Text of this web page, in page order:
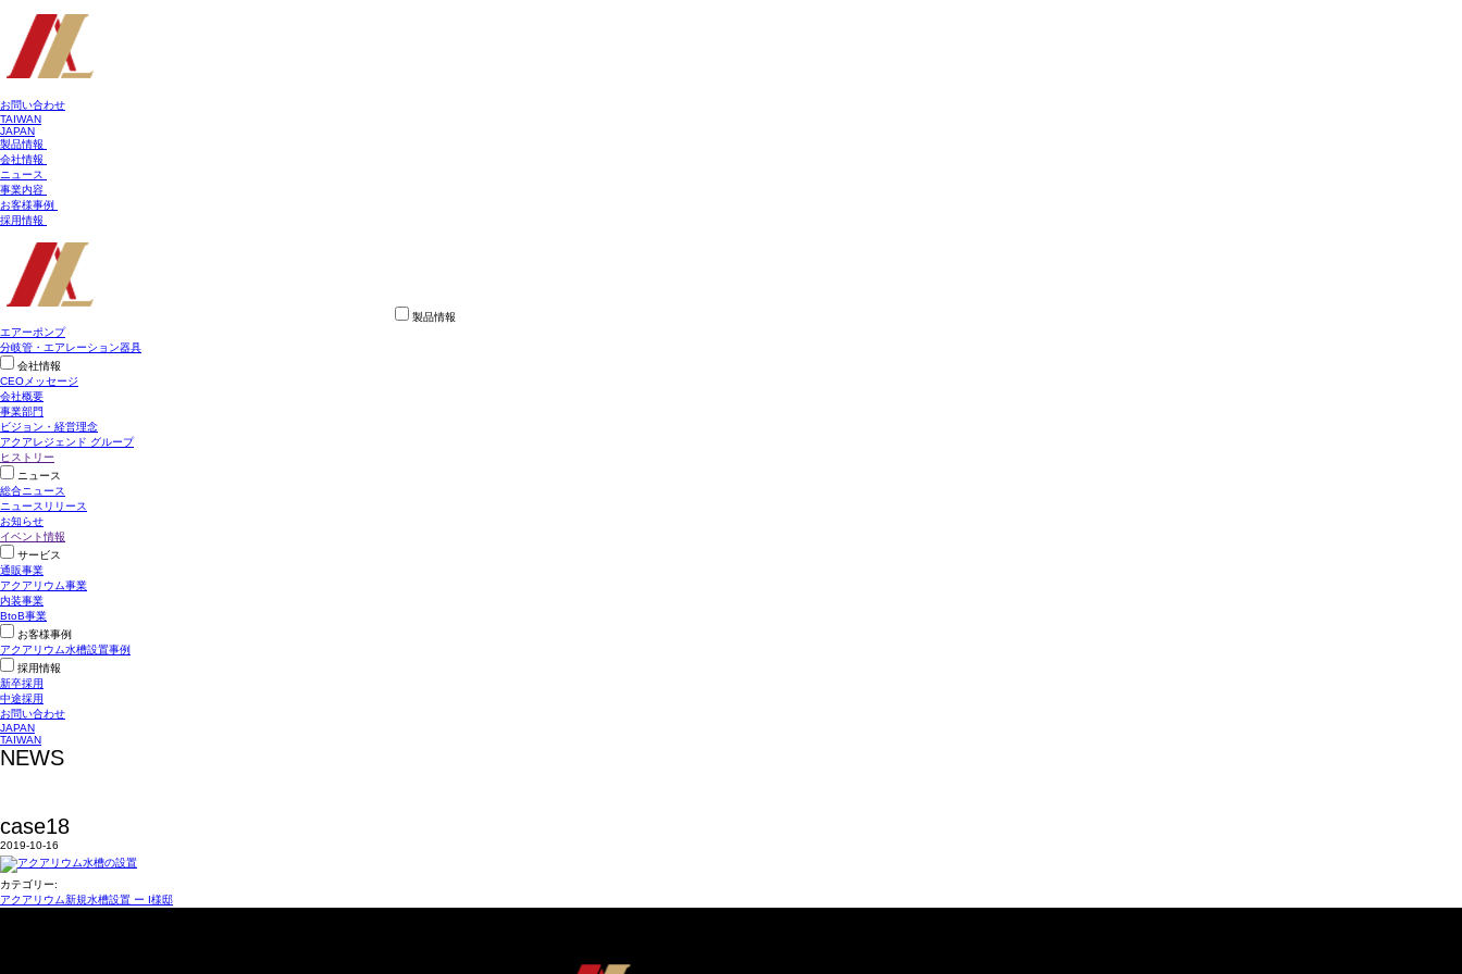
お問い合わせ
TAIWAN
JAPAN
製品情報
会社情報
ニュース
事業内容
お客様事例
採用情報
製品情報
エアーポンプ
分岐管・エアレーション器具
会社情報
CEOメッセージ
会社概要
事業部門
ビジョン・経営理念
アクアレジェンド グループ
ヒストリー
ニュース
総合ニュース
ニュースリリース
お知らせ
イベント情報
サービス
通販事業
アクアリウム事業
内装事業
BtoB事業
お客様事例
アクアリウム水槽設置事例
採用情報
新卒採用
中途採用
お問い合わせ
JAPAN
TAIWAN
NEWS
case18
2019-10-16
カテゴリー:
アクアリウム新規水槽設置 ー I様邸